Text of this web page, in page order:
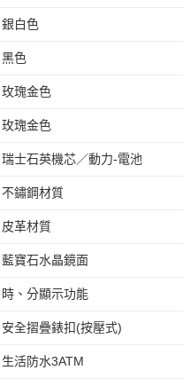
銀白色
黑色
玫瑰金色
玫瑰金色
瑞士石英機芯／動力-電池
不鏽鋼材質
皮革材質
藍寶石水晶鏡面
時、分顯示功能
安全摺疊錶扣(按壓式)
生活防水3ATM